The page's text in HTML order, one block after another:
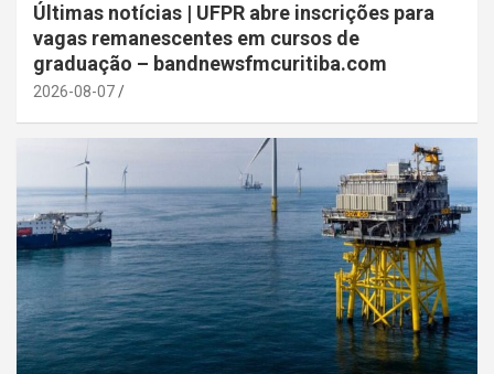
Últimas notícias | UFPR abre inscrições para
vagas remanescentes em cursos de
graduação – bandnewsfmcuritiba.com
2026-08-07